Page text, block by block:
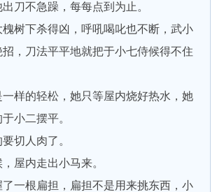
刀不急躁，每每点到为止。
下杀得凶，呼吼喝叱也不断，武小
，刀法平平地就把于小七侍候得不住
的轻松，她只等屋内烧好热水，她
小二摆平。
切人肉了。
内走出小马来。
根扁担，扁担不是用来挑东西，小